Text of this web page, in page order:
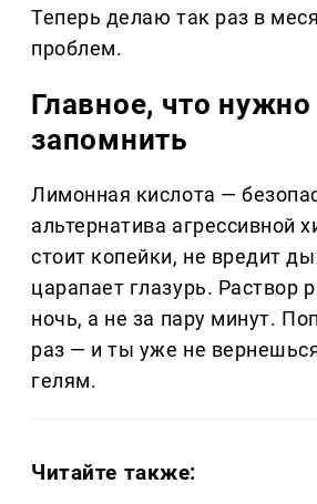
Теперь делаю так раз в
проблем.
Главное, что нужно
запомнить
Лимонная кислота —
альтернатива агрессивной
стоит копейки, не вредит
царапает глазурь. Раствор
ночь, а не за пару минут.
раз — и ты уже не
гелям.
Читайте также: